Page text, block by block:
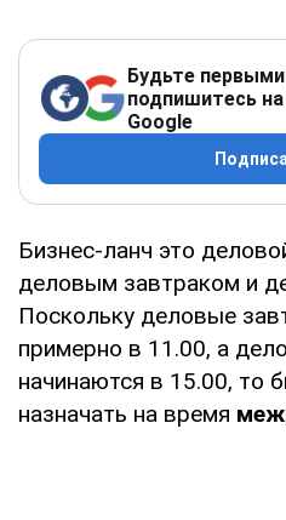
Будьте первыми
подпишитесь на
Google
Бизнес-ланч это
деловым завтраком и
Поскольку деловые
примерно в 11.00, а
начинаются в 15.00, то
назначать на время